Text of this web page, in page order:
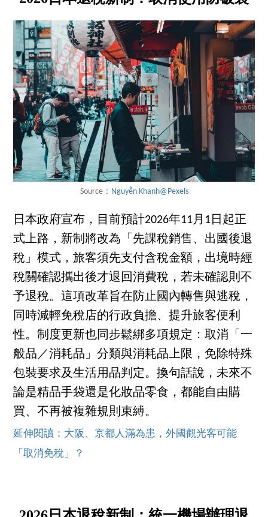
Source： Nguyễn Khanh@Pexels
日本政府宣布，目前預計2026年11月1日起正
式上路，新制將改為「先課稅銷售、出國後退
稅」模式，旅客須先支付含稅金額，出境時經
稅關確認攜出後才退回消費稅，若未確認則不
予退稅。這項改革旨在防止國內轉售與逃稅，
同時減輕免稅店的行政負擔、提升旅客便利
性。制度更新也同步鬆綁多項規定：取消「一
般品／消耗品」分類與消耗品上限，免除特殊
包裝要求及生活用品判定。換句話說，未來不
論是精品手袋還是化妝品零食，都能自由購
買、不再被複雜規則束縛。
延伸閱讀：大阪、京都人滿為患，外國觀光客可能
「取消免稅」？